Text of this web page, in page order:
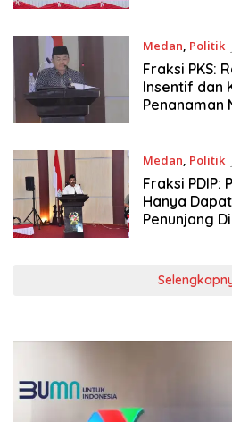
Medan Politik
Fraksi PKS:
Insentif dan
Penanaman
Medan, Politik
Fraksi PDIP:
Hanya
Penunjang